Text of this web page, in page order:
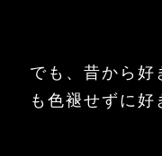
でも、昔から好
も色褪せずに好